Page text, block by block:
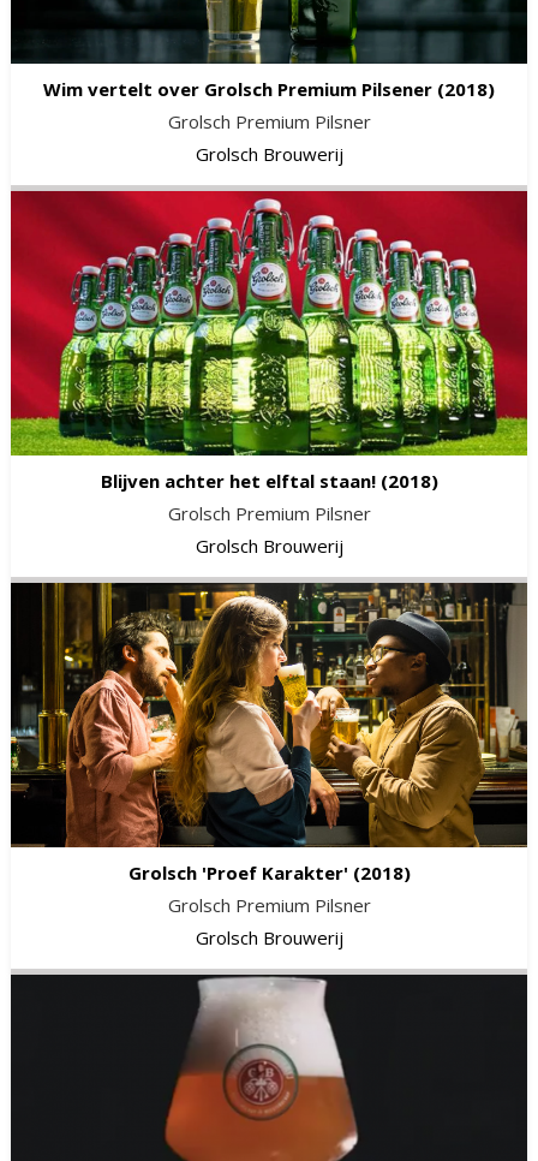
Wim vertelt over Grolsch Premium Pilsener (2018)
Grolsch Premium Pilsner
Grolsch Brouwerij
Blijven achter het elftal staan! (2018)
Grolsch Premium Pilsner
Grolsch Brouwerij
Grolsch 'Proef Karakter' (2018)
Grolsch Premium Pilsner
Grolsch Brouwerij